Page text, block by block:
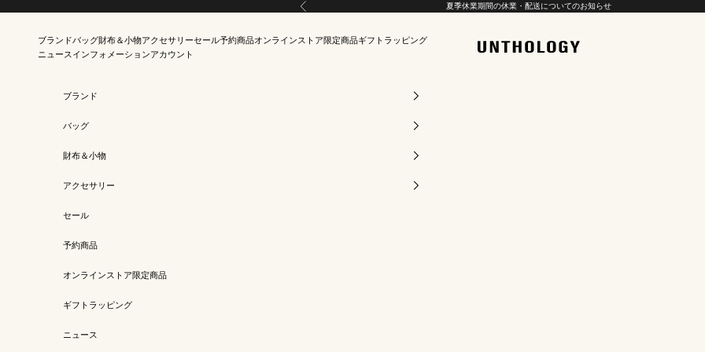
Previous 夏季休業期間の休業・配送についてのお知らせ
UNTHOLOGY
ブランドバッグ財布＆小物アクセサリーセール予約商品オンラインストア限定商品ギフトラッピング
ニュースインフォメーションアカウント
ブランド
バッグ
財布＆小物
アクセサリー
セール
予約商品
オンラインストア限定商品
ギフトラッピング
ニュース